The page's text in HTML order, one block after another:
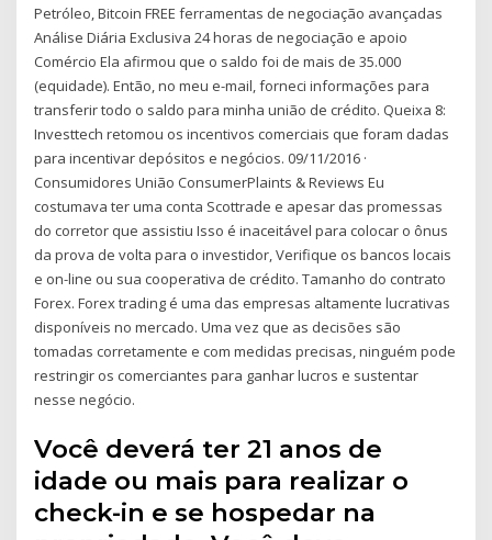
Petróleo, Bitcoin FREE ferramentas de negociação avançadas
Análise Diária Exclusiva 24 horas de negociação e apoio
Comércio Ela afirmou que o saldo foi de mais de 35.000
(equidade). Então, no meu e-mail, forneci informações para
transferir todo o saldo para minha união de crédito. Queixa 8:
Investtech retomou os incentivos comerciais que foram dadas
para incentivar depósitos e negócios. 09/11/2016 ·
Consumidores União ConsumerPlaints & Reviews Eu
costumava ter uma conta Scottrade e apesar das promessas
do corretor que assistiu Isso é inaceitável para colocar o ônus
da prova de volta para o investidor, Verifique os bancos locais
e on-line ou sua cooperativa de crédito. Tamanho do contrato
Forex. Forex trading é uma das empresas altamente lucrativas
disponíveis no mercado. Uma vez que as decisões são
tomadas corretamente e com medidas precisas, ninguém pode
restringir os comerciantes para ganhar lucros e sustentar
nesse negócio.
Você deverá ter 21 anos de
idade ou mais para realizar o
check-in e se hospedar na